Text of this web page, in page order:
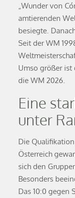
„Wunder von
amtierenden
besiegte.
Seit der WM
Umso größer ist
die WM 2026.
Eine
unter
Die
Österreich
sich den
Besonders
Das 10:0 gegen